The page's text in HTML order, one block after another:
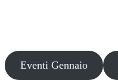
Eventi Gennaio